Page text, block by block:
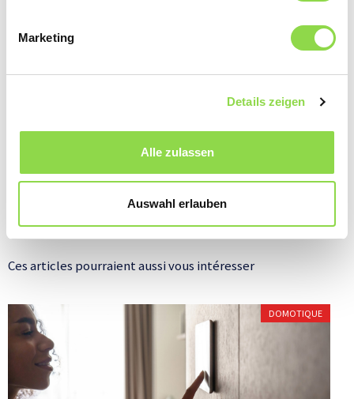
Marketing
Details zeigen
Alle zulassen
Auswahl erlauben
Ces articles pourraient aussi vous intéresser
DOMOTIQUE